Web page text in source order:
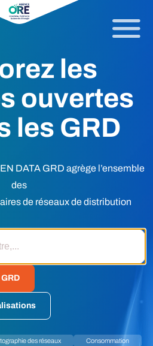
les
ouvertes
les GRD
DATA GRD agrège l’ensemble
des
de réseaux de distribution
des réseaux
Consommation